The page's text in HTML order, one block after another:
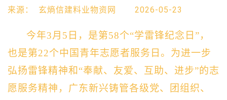
来源： 玄熵信建料业物资网 2026-05-23
今年3月5日，是第58个“学雷锋纪念日”，
也是第22个中国青年志愿者服务日。为进一步
弘扬雷锋精神和“奉献、友爱、互助、进步”的志
愿服务精神，广东新兴铸管各级党、团组织、